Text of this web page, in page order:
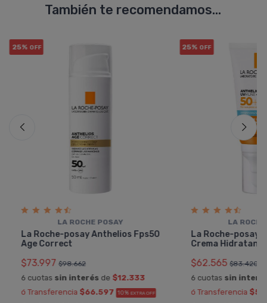
También te recomendamos...
25% OFF
LA ROCHE POSAY
La Roche-posay Anthelios Fps50
Age Correct
$73.997 $98.662
6 cuotas sin interésde $12.333
ó Transferencia $66.597 10% EXTRA OFF
25% OFF
LA
La Roche-posay
Crema Hidratante
$62.565 $83.420
6 cuotas sin
ó Transferencia